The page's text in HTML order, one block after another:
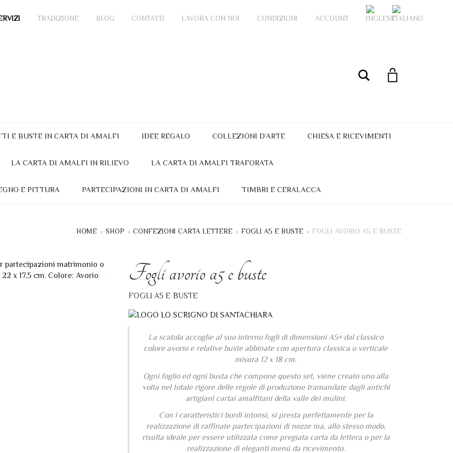
TRADIZIONE BLOG CONTATTI LAVORA CON NOI CONDIZIONI ACCOUNT
My Account
Cerca
E BUSTE IN CARTA DI AMALFI IDEE REGALO COLLEZIONI D’ARTE CHIESA E RICEVIMENTI
LA CARTA DI AMALFI IN RILIEVO LA CARTA DI AMALFI TRAFORATA
E PITTURA PARTECIPAZIONI IN CARTA DI AMALFI TIMBRI E CERALACCA
HOME » SHOP » CONFEZIONI CARTA LETTERE » FOGLI A5 E BUSTE » FOGLI AVORIO A5 E BUSTE
Fogli avorio a5 e buste
FOGLI A5 E BUSTE
La scatola accoglie al suo interno fogli di dimensioni A5+ dal classico
colore avorio e relative buste abbinate con apertura classica o verticale
misura 12 x 18 cm.
Ogni foglio ed ogni busta che compone questo set, viene creato uno alla
volta nel totale rigore delle regole di produzione tramandate dagli antichi
artigiani cartai amalfitani della valle dei mulini.
Con i caratteristici bordi intonsi, si presta perfettamente per la
realizzazione di raffinate partecipazioni di nozze ma, allo stesso modo,
risulta ideale per essere utilizzata come pregiata carta da lettera o per la
realizzazione di eleganti menù da ricevimento.